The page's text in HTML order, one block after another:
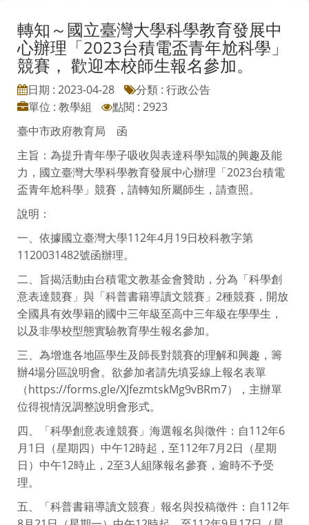
轉知～國立臺灣大學科學教育發展中
心辦理「2023台積電盃青年尬科學」
競賽， 歡迎本校師生報名參加。
日期 : 2023-04-28
分類 : 行政公告
單位 : 教學組
點閱 : 2923
臺中市政府教育局 函
主旨：為提升青年學子吸收與表達科學知識的興趣及能
力，國立臺灣大學科學教育發展中心辦理「2023台積電
盃青年尬科學」競賽，請轉知所屬師生，請查照。
說明：
一、依據國立臺灣大學112年4月19日校科教字第
1120031482號函辦理。
二、旨揭活動由台積電文教基金會贊助，分為「科學創
意表達競賽」與「科普書籍導讀文競賽」2種競賽，開放
全國具有效學籍的國中三年級至高中三年級在學學生，
以及非學校型態實驗教育學生報名參加。
三、為增進各地區學生及師長對競賽的理解和興趣，籌
辦4場分區說明會。欲參加者請先填妥線上報名表單
（https://forms.gle/XJfezmtskMg9vBRm7），主辦單
位得視情況調整說明會形式。
四、「科學創意表達競賽」海選報名與徵件：自112年6
月1日（星期四）中午12時起，至112年7月2日（星期
日）中午12時止，2至3人組隊報名參賽，逾時不予受
理。
五、「科普書籍導讀文競賽」報名與投稿徵件：自112年